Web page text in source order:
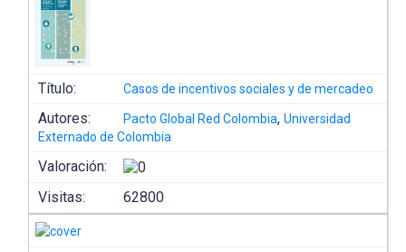
Título: Casos de incentivos sociales y de mercadeo
Autores: Pacto Global Red Colombia,Universidad
Externado de Colombia
Valoración:
Visitas:
62800